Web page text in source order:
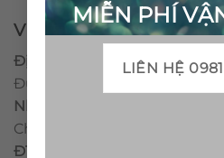
MIỄN PHÍ
LIÊN HỆ
VPĐD - CTY TNHH
Địa chỉ:
CCN Quán Lát, Xã
Đức, Tỉnh Quảng Ngãi
Nhà máy miền trung:
Chánh, Huyện Mộ Đức, Tỉnh
ĐT